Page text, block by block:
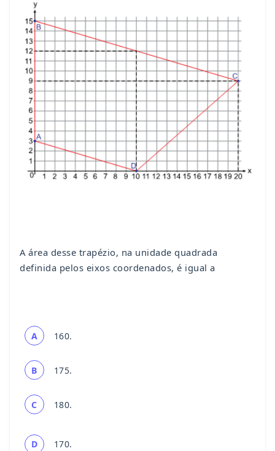
A área desse trapézio, na unidade quadrada
definida pelos eixos coordenados, é igual a
A 160.
B 175.
C 180.
D 170.